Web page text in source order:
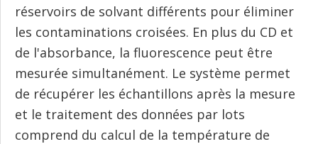
réservoirs de solvant différents pour éliminer
les contaminations croisées. En plus du CD et
de l'absorbance, la fluorescence peut être
mesurée simultanément. Le système permet
de récupérer les échantillons après la mesure
et le traitement des données par lots
comprend du calcul de la température de